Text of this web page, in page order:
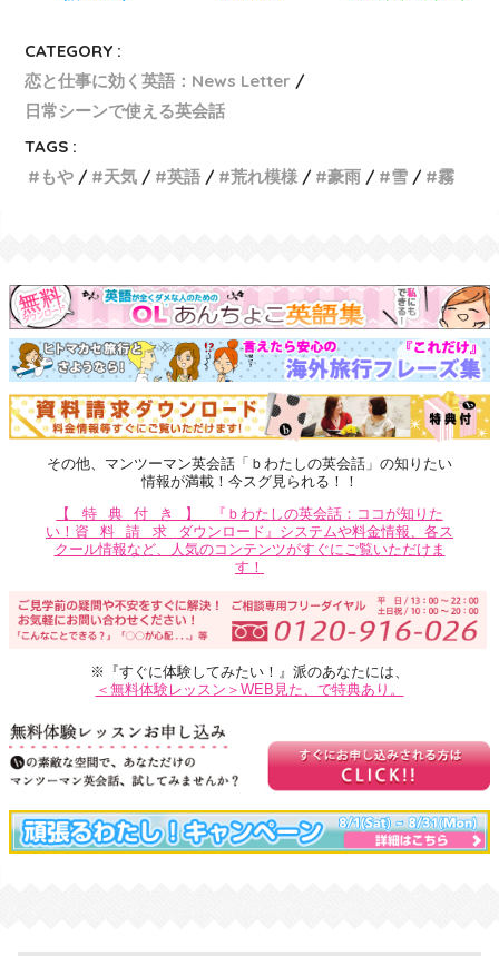
CATEGORY :
恋と仕事に効く英語：News Letter
日常シーンで使える英会話
TAGS :
もや
天気 英語 荒れ模様 豪雨 雪 霧
その他、マンツーマン英会話「ｂわたしの英会話」の知りたい
情報が満載！今スグ見られる！！
【特典付き】
『ｂわたしの英会話：ココが知りた
い！ 資料請求 ダウンロード』システムや料金情報、各ス
クール情報など、人気のコンテンツがすぐにご覧いただけま
す！
※『すぐに体験してみたい！』派のあなたには、
＜無料体験レッスン＞WEB見た、で特典あり。